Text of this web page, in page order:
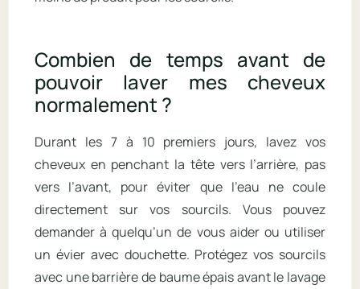
Combien de temps avant de
pouvoir laver mes cheveux
normalement ?
Durant les 7 à 10 premiers jours, lavez vos
cheveux en penchant la tête vers l’arrière, pas
vers l’avant, pour éviter que l’eau ne coule
directement sur vos sourcils. Vous pouvez
demander à quelqu’un de vous aider ou utiliser
un évier avec douchette. Protégez vos sourcils
avec une barrière de baume épais avant le lavage